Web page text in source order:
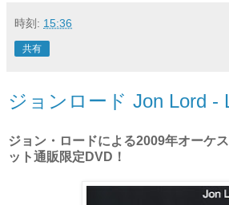
時刻: 15:36
共有
ジョンロード Jon Lord -
ジョン・ロードによる2009年オーケ
ット通販限定DVD！